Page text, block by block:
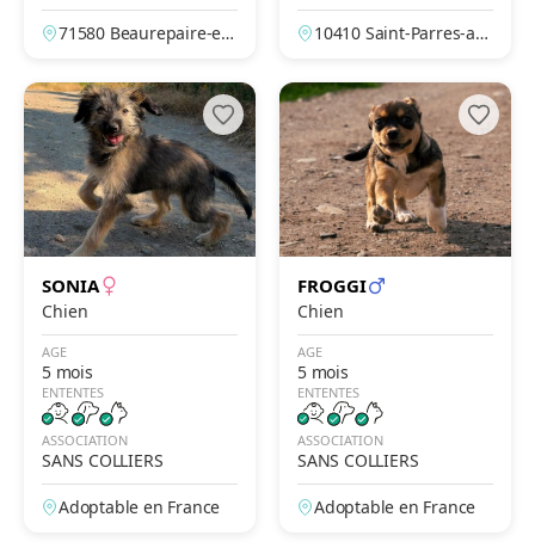
e et Loire – Beaurepaire
en Bresse
71580 Beaurepaire-en-
France
Parres-Aux-Tertres – Troy
es10410 Saint-Parres-au
e
SONIA
Chien
AGE
5 mois
ENTENTES
ASSOCIATION
SANS COLLIERS
Adoptable en France
FROGGI
Chien
AGE
5 mois
ENTENTES
ASSOCIATION
SANS COLLIERS
Adoptable en France